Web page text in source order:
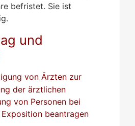
befristet. Sie ist
und
von Ärzten zur
der ärztlichen
von Personen bei
beantragen